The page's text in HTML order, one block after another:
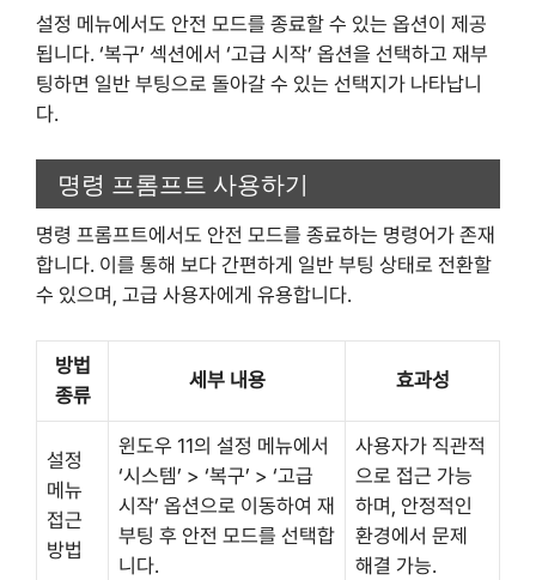
설정 메뉴에서도 안전 모드를 종료할 수 있는 옵션이 제공
됩니다. ‘복구’ 섹션에서 ‘고급 시작’ 옵션을 선택하고 재부
팅하면 일반 부팅으로 돌아갈 수 있는 선택지가 나타납니
다.
명령 프롬프트 사용하기
명령 프롬프트에서도 안전 모드를 종료하는 명령어가 존재
합니다. 이를 통해 보다 간편하게 일반 부팅 상태로 전환할
수 있으며, 고급 사용자에게 유용합니다.
방법
종류
세부 내용 효과성
설정
메뉴
접근
방법
윈도우 11의 설정 메뉴에서
‘시스템’ > ‘복구’ > ‘고급
시작’ 옵션으로 이동하여 재
부팅 후 안전 모드를 선택합
니다.
사용자가 직관적
으로 접근 가능
하며, 안정적인
환경에서 문제
해결 가능.